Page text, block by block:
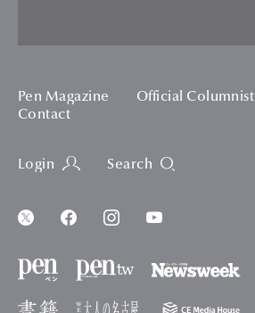
Pen Magazine Official Columnist
Contact
Login Search